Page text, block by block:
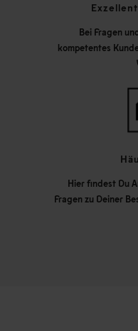
Bei Fragen
kompetentes
Hier findest Du
Fragen zu Deiner